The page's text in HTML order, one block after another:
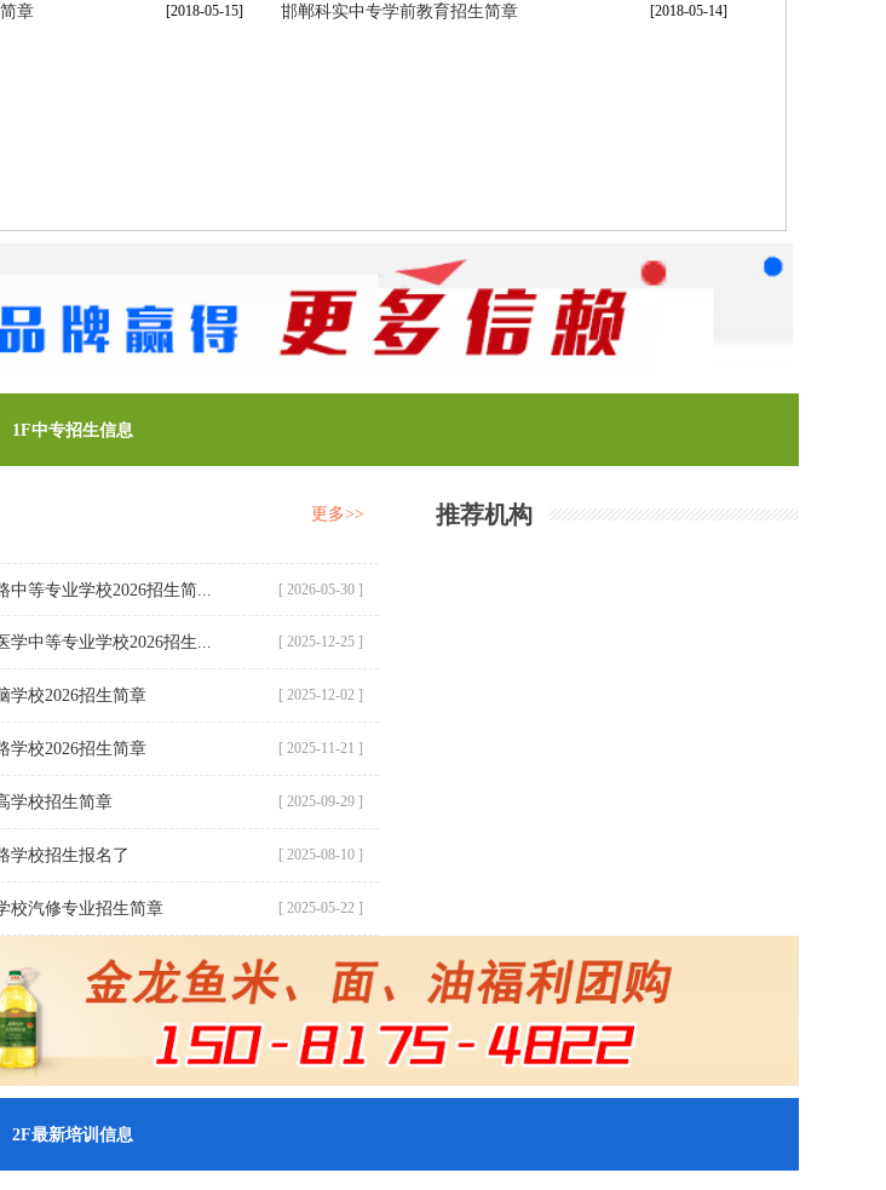
章 [2018-05-15] 邯郸科实中专学前教育招生简章 [2018-05-14]
1F中专招生信息
更多>>
中等专业学校2026招生简... [ 2026-05-30 ]
学中等专业学校2026招生... [ 2025-12-25 ]
学校2026招生简章 [ 2025-12-02 ]
学校2026招生简章 [ 2025-11-21 ]
学校招生简章 [ 2025-09-29 ]
学校招生报名了 [ 2025-08-10 ]
校汽修专业招生简章 [ 2025-05-22 ]
推荐机构
2F最新培训信息